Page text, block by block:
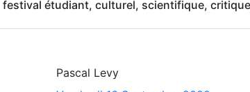
festival étudiant, culturel, scientifique,
Pascal Levy